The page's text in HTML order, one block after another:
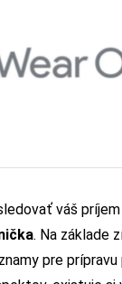
váš
. Na základe
pre